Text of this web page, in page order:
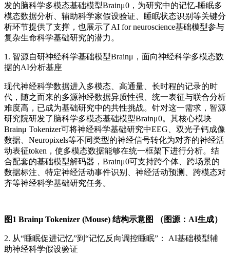
发的脑科学多模态基础模型Brainμ0，为研究中的记忆-睡眠多
模态数据分析、辅助科学家假设验证、睡眠状态识别等关键分
析环节提供了支撑，也展示了AI for neuroscience基础模型参与
复杂生命科学基础研究的潜力。
1. 智源自研神经科学基础模型Brainμ，面向神经科学多模态数
据的AI分析基座
现代神经科学数据进入多模态、高通量、长时程的记录的时
代，随之而来的多源神经数据异质性强、统一表征与联合分析
难度高，已成为基础研究中的共性挑战。针对这一需求，智源
研究院研发了脑科学多模态基础模型Brainμ0。其核心模块
Brainμ Tokenizer可将神经科学基础研究中EEG、双光子钙成像
数据、Neuropixels等不同类型的神经信号转化为对齐的神经活
动表征token，使多模态数据能够在统一框架下进行分析。结
合配套的基础模型解码器，Brainμ0可支持跨个体、跨场景的
数据标注、特定神经活动事件识别、神经活动预测、跨模态对
齐等神经科学基础研究任务。
图1 Brainμ Tokenizer (Mouse) 结构示意图 （图源：AI生成）
2. 从“睡眠促进记忆”到“记忆反向调控睡眠”：
AI基础模型辅
助神经科学假设验证